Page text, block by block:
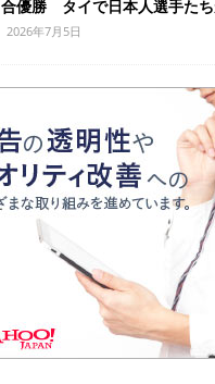
合優勝 タイで日本人選手たち
2026年7月5日